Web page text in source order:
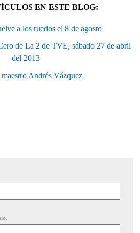
EN ESTE BLOG:
a los ruedos el 8 de agosto
de La 2 de TVE, sábado 27 de abril
del 2013
Andrés Vázquez